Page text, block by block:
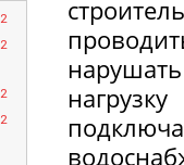
2
2
2
2